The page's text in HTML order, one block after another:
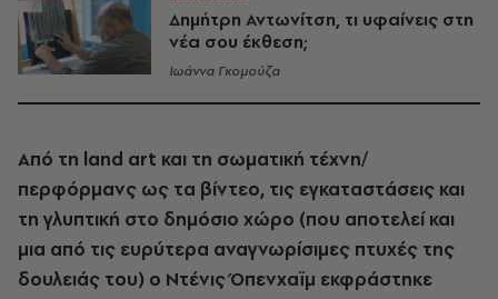
Δημήτρη Αντωνίτση, τι υφαίνεις στη
νέα σου έκθεση;
Ιωάννα Γκομούζα
Από τη land art και τη σωματική τέχνη/
περφόρμανς ως τα βίντεο, τις εγκαταστάσεις και
τη γλυπτική στο δημόσιο χώρο (που αποτελεί και
μια από τις ευρύτερα αναγνωρίσιμες πτυχές της
δουλειάς του) ο Ντένις Όπενχαϊμ εκφράστηκε